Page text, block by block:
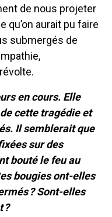
de nous projeter
qu’on aurait pu faire
submergés de
en cours. Elle
cette tragédie et
Il semblerait que
sur des
bouté le feu au
bougies ont-elles
? Sont-elles
?